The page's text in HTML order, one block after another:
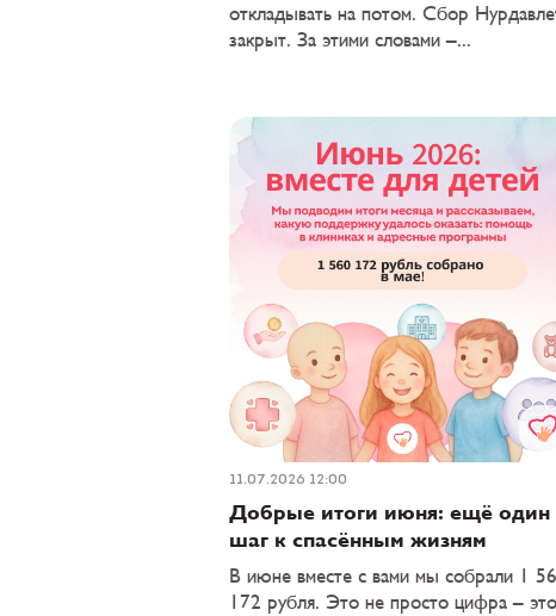
откладывать на потом. Сбор
закрыт. За этими словами –...
11.07.2026 12:00
Добрые итоги июня: ещё один
шаг к спасённым жизням
В июне вместе с вами мы собрали 1
172 рубля. Это не просто цифра – это